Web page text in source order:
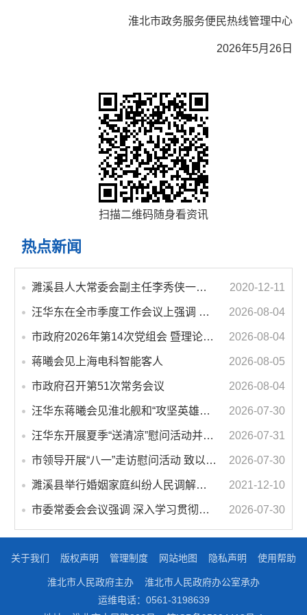
淮北市政务服务便民热线管理中心
2026年5月26日
扫描二维码随身看资讯
热点新闻
濉溪县人大常委会副主任李秀侠一行调研城乡客运一体化和治超工作 2020-12-11
汪华东在全市季度工作会议上强调 锚定打好“三仗”任务和年度预期目标不动摇 在全市上下掀起比学赶超争先进位的攻坚热潮 2026-08-04
市政府2026年第14次党组会 暨理论学习中心组学习会议召开 蒋曦主持会议并讲话 2026-08-04
蒋曦会见上海电科智能客人 2026-08-05
市政府召开第51次常务会议 2026-08-04
汪华东蒋曦会见淮北舰和“攻坚英雄连”官兵代表 2026-07-30
汪华东开展夏季“送清凉”慰问活动并调研专门教育工作 落实落细防暑降温措施 用心用情关爱一线职工 2026-07-31
市领导开展“八一”走访慰问活动 致以节日问候 畅叙鱼水深情 2026-07-30
濉溪县举行婚姻家庭纠纷人民调解委员会暨调解志愿者服务团成立仪式 2021-12-10
市委常委会会议强调 深入学习贯彻习近平总书记重要讲话指示精神 高质量推进城市更新 不断提升本质安全水平 汪华东主持会议 2026-07-30
关于我们 版权声明 管理制度 网站地图 隐私声明 使用帮助
淮北市人民政府主办
淮北市人民政府办公室承办
运维电话：0561-3198639